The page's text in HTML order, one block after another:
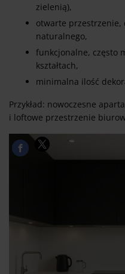
zielenią),
otwarte przestrzenie,
naturalnego,
funkcjonalne, często
kształtach,
minimalna ilość
Przykład: nowoczesne
i loftowe przestrzenie